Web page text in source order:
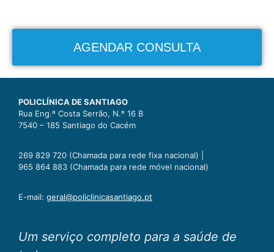
AGENDAR CONSULTA
POLICLÍNICA DE SANTIAGO
Rua Eng.º Costa Serrão, N.º 16 B
7540 – 185 Santiago do Cacém
269 829 720 (Chamada para rede fixa nacional) |
965 864 883 (Chamada para rede móvel nacional)
E-mail: geral@policlinicasantiago.pt
Um serviço completo para a saúde de